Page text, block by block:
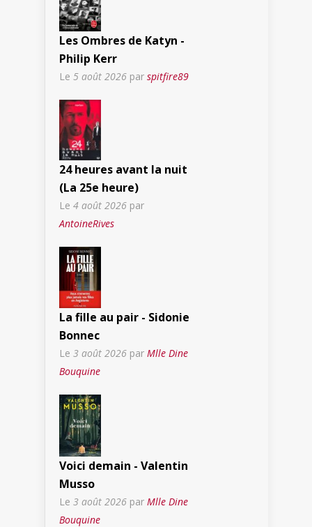
Les Ombres de Katyn -
Philip Kerr
Le 5 août 2026 par spitfire89
24 heures avant la nuit
(La 25e heure)
Le 4 août 2026 par
AntoineRives
La fille au pair - Sidonie
Bonnec
Le 3 août 2026 par Mlle Dine
Bouquine
Voici demain - Valentin
Musso
Le 3 août 2026 par Mlle Dine
Bouquine